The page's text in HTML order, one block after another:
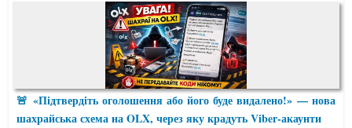
🚨 «Підтвердіть оголошення або його буде видалено!» — нова
шахрайська схема на OLX, через яку крадуть Viber-акаунти